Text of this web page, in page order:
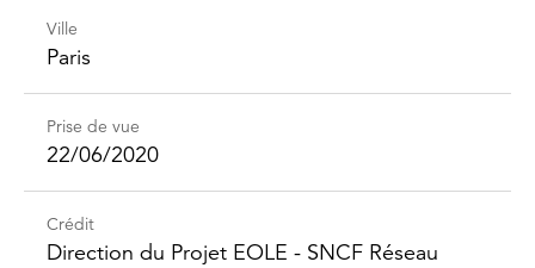
Ville
Paris
Prise de vue
22/06/2020
Crédit
Direction du Projet EOLE - SNCF Réseau